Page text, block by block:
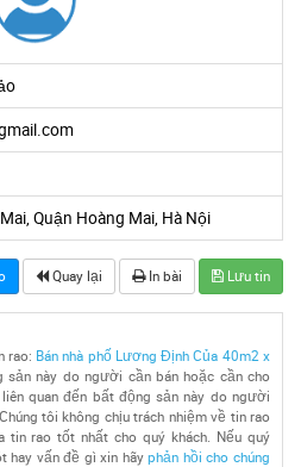
Quận Hoàng Mai, Hà Nội
Quay lại In bài Lưu tin
rao: Bán nhà phố Lương Định Của 40m2 x
sản này do người cần bán hoặc cần cho
quan đến bất động sản này do người
tôi không chịu trách nhiệm về tin rao
tin rao tốt nhất cho quý khách. Nếu quý
hay vấn đề gì xin hãyphản hồi cho chúng